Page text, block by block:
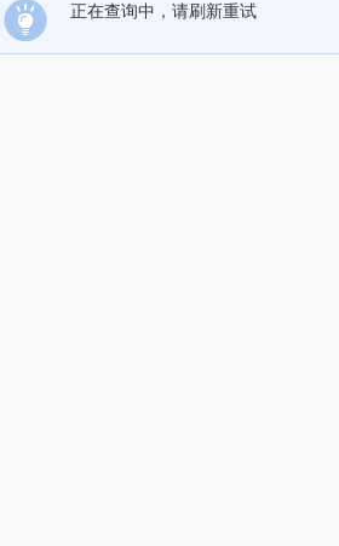
正在查询中，请刷新重试